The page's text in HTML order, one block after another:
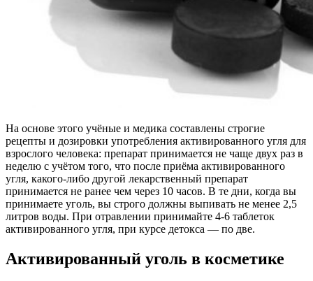
На основе этого учёные и медика составлены строгие
рецепты и дозировки употребления активированного угля для
взрослого человека: препарат принимается не чаще двух раз в
неделю с учётом того, что после приёма активированного
угля, какого-либо другой лекарственный препарат
принимается не ранее чем через 10 часов. В те дни, когда вы
принимаете уголь, вы строго должны выпивать не менее 2,5
литров воды. При отравлении принимайте 4-6 таблеток
активированного угля, при курсе детокса — по две.
Активированный уголь в косметике